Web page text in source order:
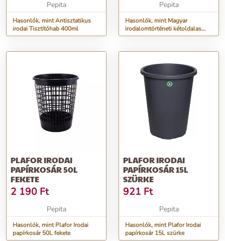
Pepita
Hasonlók, mint Antisztatikus
irodai Tisztítóhab 400ml
Pepita
Hasonlók, mint Magyar
irodalomtörténeti kétoldalas
falitérkép poszter
PLAFOR IRODAI
PAPÍRKOSÁR 50L
FEKETE
2 190 Ft
Pepita
Hasonlók, mint Plafor Irodai
papírkosár 50L fekete
PLAFOR IRODAI
PAPÍRKOSÁR 15L
SZÜRKE
921 Ft
Pepita
Hasonlók, mint Plafor Irodai
papírkosár 15L szürke